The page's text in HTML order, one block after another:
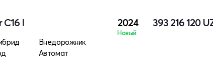
I
Внедорожник
Автомат
2024
Новый
393 216 120